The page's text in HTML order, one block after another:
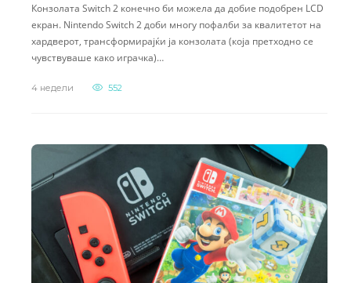
Конзолата Switch 2 конечно би можела да добие подобрен LCD
екран. Nintendo Switch 2 доби многу пофалби за квалитетот на
хардверот, трансформирајќи ја конзолата (која претходно се
чувствуваше како играчка)…
4 недели 552